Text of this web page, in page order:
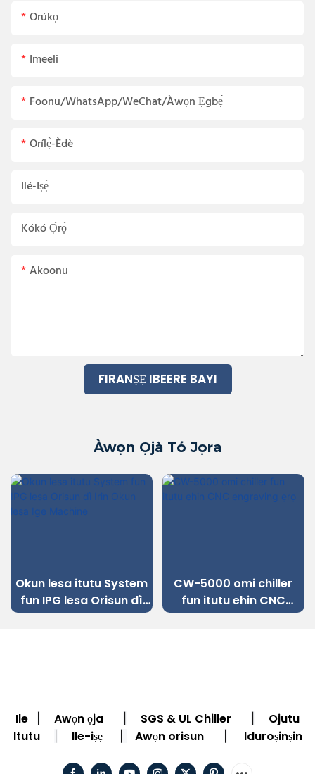
Orúkọ
Imeeli
Foonu/WhatsApp/WeChat/Àwọn Ẹgbẹ́
Orílẹ̀-Èdè
Ilé-Iṣẹ́
Kókó Ọ̀rọ̀
Akoonu
FIRANṢẸ IBEERE BAYI
Àwọn Ọjà Tó Jọra
Okun lesa itutu System
fun IPG lesa Orisun dì
Irin Okun lesa Ige
CW-5000 omi chiller
fun itutu ehin CNC
engraving ẹrọ
Ile Awọn ọja SGS & UL Chiller
Ojutu
Itutu
Ile-iṣẹ Awọn orisun Iduroṣinṣin